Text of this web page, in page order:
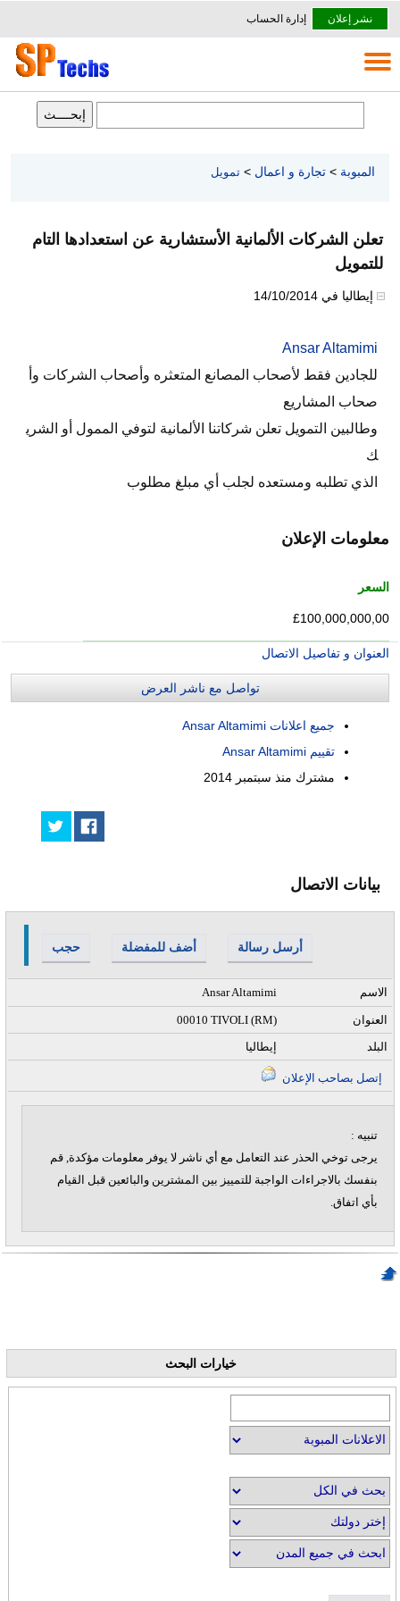
نشر إعلان إدارة الحساب
المبوبة > تجارة و اعمال > تمويل
تعلن الشركات الألمانية الأستشارية عن استعدادها التام
للتمويل
إيطاليا في 14/10/2014
Ansar Altamimi
للجادين فقط لأصحاب المصانع المتعثره وأصحاب الشركات وأ
صحاب المشاريع
وطالبين التمويل تعلن شركاتنا الألمانية لتوفي الممول أو الشري
ك
الذي تطلبه ومستعده لجلب أي مبلغ مطلوب
معلومات الإعلان
السعر
£100,000,000,00
العنوان و تفاصيل الاتصال
تواصل مع ناشر العرض
جميع اعلانات Ansar Altamimi
تقييم Ansar Altamimi
مشترك منذ سبتمبر 2014
بيانات الاتصال
حجب أضف للمفضلة أرسل رسالة
Ansar Altamimi الاسم
00010 TIVOLI (RM)
العنوان
إيطاليا
البلد
تنبيه :
يرجى توخي الحذر عند التعامل مع أي ناشر لا يوفر معلومات مؤكدة, قم
بنفسك بالاجراءات الواجبة للتمييز بين المشترين والبائعين قبل القيام
بأي اتفاق.
خيارات البحث